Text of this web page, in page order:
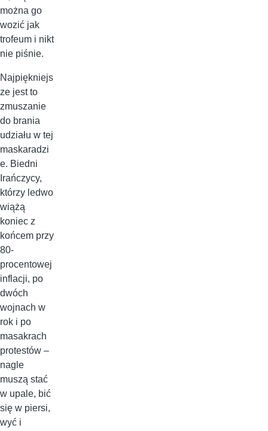
można go
wozić jak
trofeum i nikt
nie piśnie.
Najpiękniejs
ze jest to
zmuszanie
do brania
udziału w tej
maskaradzi
e. Biedni
Irańczycy,
którzy ledwo
wiążą
koniec z
końcem przy
80-
procentowej
inflacji, po
dwóch
wojnach w
rok i po
masakrach
protestów –
nagle
muszą stać
w upale, bić
się w piersi,
wyć i